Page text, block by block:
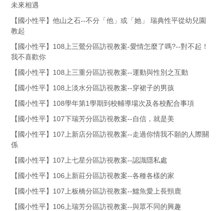
未來相遇
【國小性平】他山之石--不分「他」或「她」 瑞典性平從幼兒園
教起
【國小性平】108上三鶯分區訪視教案-愛情怎麼了嗎?--對不起！
我不喜歡你
【國小性平】108上三重分區訪視教案--運動與性別之互動
【國小性平】108上淡水分區訪視教案--穿裙子的男孩
【國小性平】108學年第1學期到校輔導場次及各校配合事項
【國小性平】107下瑞芳分區訪視教案--自信，就是美
【國小性平】107上新店分區訪視教案--走過你情我不願的人際關
係
【國小性平】107上七星分區訪視教案--認識隱私處
【國小性平】106上新莊分區訪視教案--各種各樣的家
【國小性平】107上板橋分區訪視教案--鱷魚愛上長頸鹿
【國小性平】106上瑞芳分區訪視教案--與眾不同的興趣